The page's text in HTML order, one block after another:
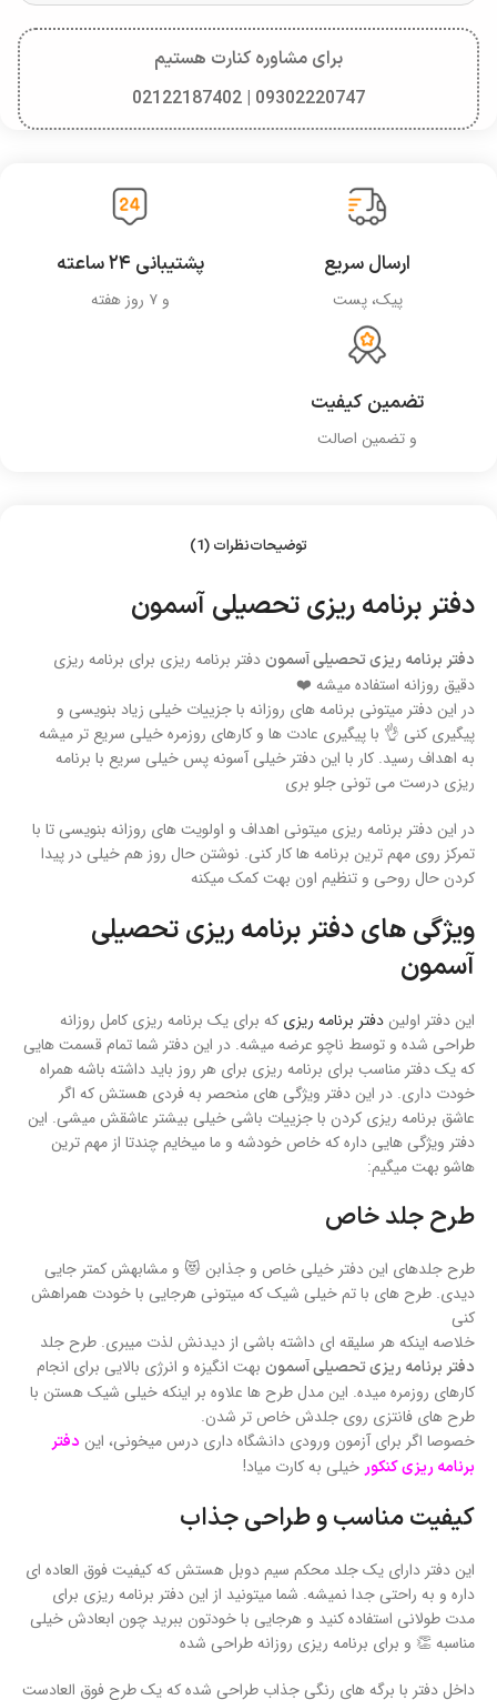
برای مشاوره کنارت هستیم
09302220747 | 02122187402
ارسال سریع
پیک، پست
پشتیبانی ۲۴ ساعته
و ۷ روز هفته
تضمین کیفیت
و تضمین اصالت
توضیحاتنظرات (1)
دفتر برنامه ریزی تحصیلی آسمون
دفتر برنامه ریزی تحصیلی آسموندفتر برنامه ریزی برای برنامه ریزی
دقیق روزانه استفاده میشه ❤️
در این دفتر میتونی برنامه های روزانه با جزییات خیلی زیاد بنویسی و
پیگیری کنی 👌 با پیگیری عادت ها و کارهای روزمره خیلی سریع تر میشه
به اهداف رسید. کار با این دفتر خیلی آسونه پس خیلی سریع با برنامه
ریزی درست می تونی جلو بری
در این دفتر برنامه ریزی میتونی اهداف و اولویت های روزانه بنویسی تا با
تمرکز روی مهم ترین برنامه ها کار کنی. نوشتن حال روز هم خیلی در پیدا
کردن حال روحی و تنظیم اون بهت کمک میکنه
ویژگی های دفتر برنامه ریزی تحصیلی
آسمون
این دفتر اولین دفتر برنامه ریزی که برای یک برنامه ریزی کامل روزانه
طراحی شده و توسط ناچو عرضه میشه. در این دفتر شما تمام قسمت هایی
که یک دفتر مناسب برای برنامه ریزی برای هر روز باید داشته باشه همراه
خودت داری. در این دفتر ویژگی های منحصر به فردی هستش که اگر
عاشق برنامه ریزی کردن با جزییات باشی خیلی بیشتر عاشقش میشی. این
دفتر ویژگی هایی داره که خاص خودشه و ما میخایم چندتا از مهم ترین
هاشو بهت میگیم:
طرح جلد خاص
طرح جلدهای این دفتر خیلی خاص و جذابن 😻 و مشابهش کمتر جایی
دیدی. طرح های با تم خیلی شیک که میتونی هرجایی با خودت همراهش
کنی
خلاصه اینکه هر سلیقه ای داشته باشی از دیدنش لذت میبری. طرح جلد
دفتر برنامه ریزی تحصیلی آسمون بهت انگیزه و انرژی بالایی برای انجام
کارهای روزمره میده. این مدل طرح ها علاوه بر اینکه خیلی شیک هستن با
طرح های فانتزی روی جلدش خاص تر شدن.
خصوصا اگر برای آزمون ورودی دانشگاه داری درس میخونی، این دفتر
برنامه ریزی کنکورخیلی به کارت میاد!
کیفیت مناسب و طراحی جذاب
این دفتر دارای یک جلد محکم سیم دوبل هستش که کیفیت فوق العاده ای
داره و به راحتی جدا نمیشه. شما میتونید از این دفتر برنامه ریزی برای
مدت طولانی استفاده کنید و هرجایی با خودتون ببرید چون ابعادش خیلی
مناسبه 👏 و برای برنامه ریزی روزانه طراحی شده
داخل دفتر با برگه های رنگی جذاب طراحی شده که یک طرح فوق العادست